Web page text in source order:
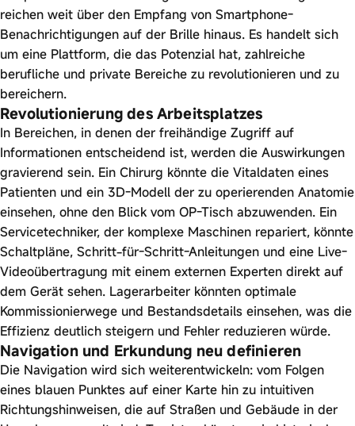
reichen weit über den Empfang von Smartphone-
Benachrichtigungen auf der Brille hinaus. Es handelt sich
um eine Plattform, die das Potenzial hat, zahlreiche
berufliche und private Bereiche zu revolutionieren und zu
bereichern.
Revolutionierung des Arbeitsplatzes
In Bereichen, in denen der freihändige Zugriff auf
Informationen entscheidend ist, werden die Auswirkungen
gravierend sein. Ein Chirurg könnte die Vitaldaten eines
Patienten und ein 3D-Modell der zu operierenden Anatomie
einsehen, ohne den Blick vom OP-Tisch abzuwenden. Ein
Servicetechniker, der komplexe Maschinen repariert, könnte
Schaltpläne, Schritt-für-Schritt-Anleitungen und eine Live-
Videoübertragung mit einem externen Experten direkt auf
dem Gerät sehen. Lagerarbeiter könnten optimale
Kommissionierwege und Bestandsdetails einsehen, was die
Effizienz deutlich steigern und Fehler reduzieren würde.
Navigation und Erkundung neu definieren
Die Navigation wird sich weiterentwickeln: vom Folgen
eines blauen Punktes auf einer Karte hin zu intuitiven
Richtungshinweisen, die auf Straßen und Gebäude in der